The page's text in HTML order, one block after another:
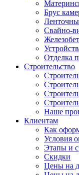
Брус
Свайно-
Отделка
Строительство
Наше
Клиентам
Как
Условия
Этапы и
Скидки
Цены на